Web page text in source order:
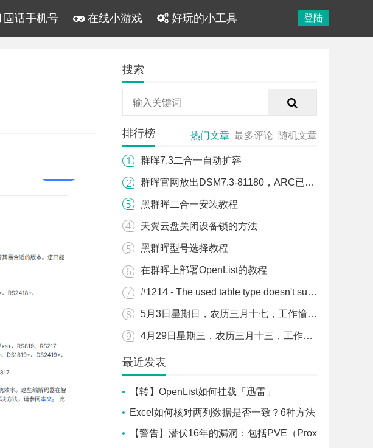
固话手机号 在线小游戏 好玩的小工具 登陆
搜索
排行榜 热门文章 最多评论 随机文章
群晖7.3二合一自动扩容
群晖官网放出DSM7.3-81180，ARC已可以引导
黑群晖二合一安装教程
天翼云盘关闭设备锁的方法
黑群晖型号选择教程
在群晖上部署OpenList的教程
#1214 - The used table type doesn't support FULLTEXT indexes解决办法
5月3日星期日，农历三月十七，工作愉快，平安喜乐
4月29日星期三，农历三月十三，工作愉快，平安喜乐
最近发表
【转】OpenList如何挂载「迅雷」
Excel如何核对两列数据是否一致？6种方法
任你选
【警告】潜伏16年的漏洞：包括PVE（Prox